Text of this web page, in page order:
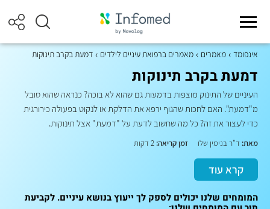
אינפומד מאמרים מאמרים ברפואת עיניים לילדים דמעת בקרב תינוקות
דמעת בקרב תינוקות
העיניים של התינוק מוצפות בדמעות גם שהוא לא בוכה? כנראה שהוא סובל
מ"דמעת". האם לחכות שהגוף ירפא את הדלקת או לנקוט בפעולה כירורגית
כדי לעצור את זה? כל מה שחשוב לדעת על "דמעת" אצל תינוקות.
מאת: ד"ר בנימין שלו זמן קריאה:
קרא עוד
המומחים שלנו יכולים לספק לך ייעוץ בנושא עיניים. לקביעת